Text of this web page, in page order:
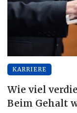
KARRIERE
Wie viel
Beim Gehalt